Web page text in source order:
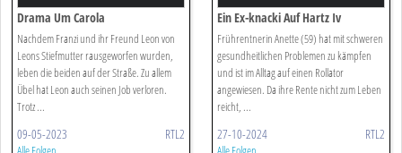
Drama Um Carola
Nachdem Franzi und ihr Freund Leon von
Leons Stiefmutter rausgeworfen wurden,
leben die beiden auf der Straße. Zu allem
Übel hat Leon auch seinen Job verloren.
Trotz ...
09-05-2023 RTL2
Ein Ex-knacki Auf Hartz Iv
Frührentnerin Anette (59) hat mit schweren
gesundheitlichen Problemen zu kämpfen
und ist im Alltag auf einen Rollator
angewiesen. Da ihre Rente nicht zum Leben
reicht, ...
27-10-2024 RTL2